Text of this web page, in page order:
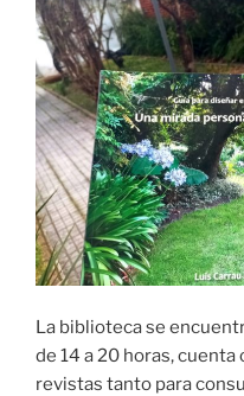
La biblioteca se
de 14 a 20 horas,
revistas tanto para